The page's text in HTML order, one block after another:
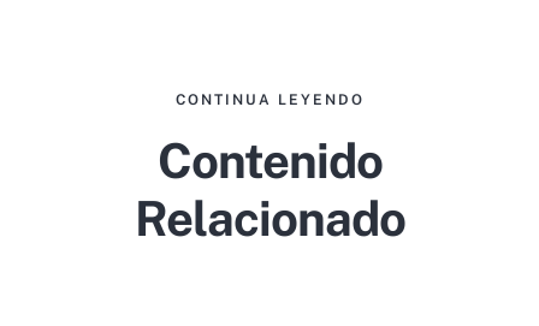
CONTINUA LEYENDO
Contenido
Relacionado